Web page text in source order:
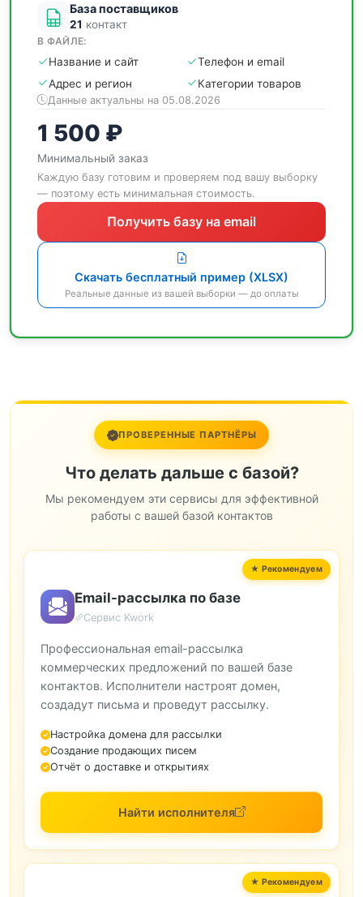
База поставщиков
21 контакт
В ФАЙЛЕ:
Название и сайт
Телефон и email
Адрес и регион
Категории товаров
Данные актуальны на 05.08.2026
1 500 ₽
Минимальный заказ
Каждую базу готовим и проверяем под вашу выборку
— поэтому есть минимальная стоимость.
Получить базу на email
Скачать бесплатный пример (XLSX)
Реальные данные из вашей выборки — до оплаты
ПРОВЕРЕННЫЕ ПАРТНЁРЫ
Что делать дальше с базой?
Мы рекомендуем эти сервисы для эффективной
работы с вашей базой контактов
Email-рассылка по базе
Сервис Kwork
Профессиональная email-рассылка
коммерческих предложений по вашей базе
контактов. Исполнители настроят домен,
создадут письма и проведут рассылку.
Настройка домена для рассылки
Создание продающих писем
Отчёт о доставке и открытиях
Найти исполнителя